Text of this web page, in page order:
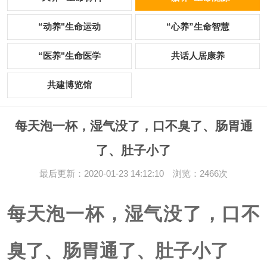
“动养"生命运动 “心养”生命智慧
“医养"生命医学 共话人居康养
共建博览馆
每天泡一杯，湿气没了，口不臭了、肠胃通
了、肚子小了
最后更新：2020-01-23 14:12:10 浏览：2466次
每天泡一杯，湿气没了，口不
臭了、肠胃通了、肚子小了